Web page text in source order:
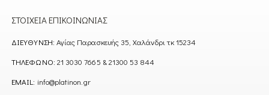
ΣΤΟΙΧΕΊΑ ΕΠΙΚΟΙΝΩΝΊΑΣ
ΔΙΕΎΘΥΝΣΗ: Αγίας Παρασκευής 35, Χαλάνδρι τκ 15234
ΤΗΛΈΦΩΝΟ: 21 3030 7665 & 21300 53 844
EMAIL: info@platinon.gr